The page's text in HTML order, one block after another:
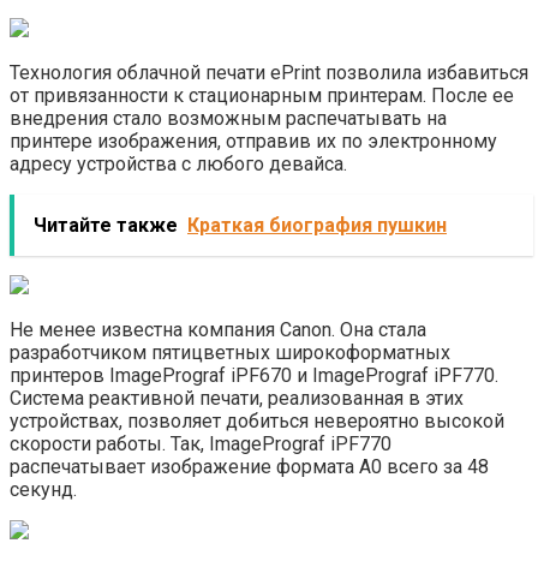
Технология облачной печати ePrint позволила избавиться
от привязанности к стационарным принтерам. После ее
внедрения стало возможным распечатывать на
принтере изображения, отправив их по электронному
адресу устройства с любого девайса.
Читайте также Краткая биография пушкин
Не менее известна компания Canon. Она стала
разработчиком пятицветных широкоформатных
принтеров ImagePrograf iPF670 и ImagePrograf iPF770.
Система реактивной печати, реализованная в этих
устройствах, позволяет добиться невероятно высокой
скорости работы. Так, ImagePrograf iPF770
распечатывает изображение формата А0 всего за 48
секунд.